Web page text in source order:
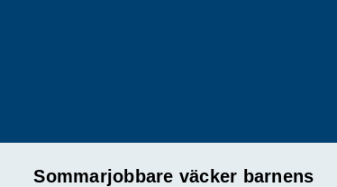
Sommarjobbare väcker barnens